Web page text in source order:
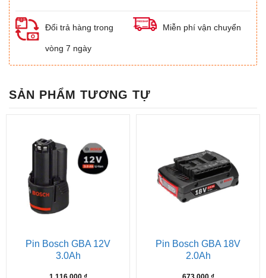
Đổi trả hàng trong
vòng 7 ngày
Miễn phí vận chuyển
SẢN PHẨM TƯƠNG TỰ
Pin Bosch GBA 12V
3.0Ah
Pin Bosch GBA 18V
2.0Ah